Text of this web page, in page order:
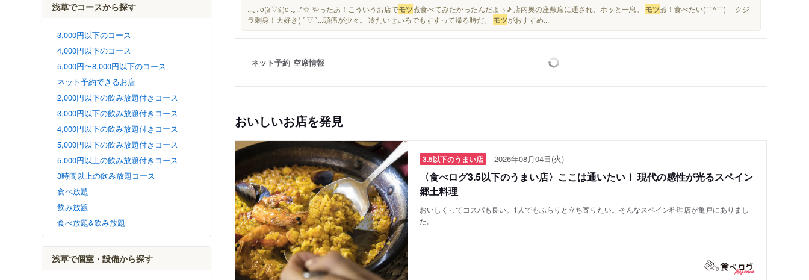
浅草でコースから探す
3,000円以下のコース
4,000円以下のコース
5,000円〜8,000円以下のコース
ネット予約できるお店
2,000円以下の飲み放題付きコース
3,000円以下の飲み放題付きコース
4,000円以下の飲み放題付きコース
5,000円以下の飲み放題付きコース
5,000円以上の飲み放題付きコース
3時間以上の飲み放題コース
食べ放題
飲み放題
食べ放題&飲み放題
浅草で個室・設備から探す
...｡. o(≧▽≦)o .｡.:*☆ やったあ！こういうお店でモツ煮食べてみたかったんだよぅ♪ 店内奥の座敷席に通され、ホッと一息。 モツ煮！食べたい(￣^￣)ゞ クジ
ラ刺身！大好き( ´ ▽ `...頭痛が少々。 冷たいせいろでもすすって帰る時だ。 モツがおすすめ...
ネット予約 空席情報
おいしいお店を発見
3.5以下のうまい店 2026年08月04日(火)
〈食べログ3.5以下のうまい店〉ここは通いたい！ 現代の感性が光るスペイン
郷土料理
おいしくってコスパも良い。1人でもふらりと立ち寄りたい。そんなスペイン料理店が亀戸にありまし
た。